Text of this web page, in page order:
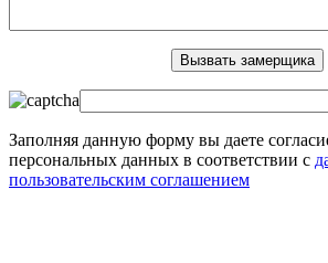
Заполняя данную форму вы даете
персональных данных в соответствии с
пользовательским соглашением